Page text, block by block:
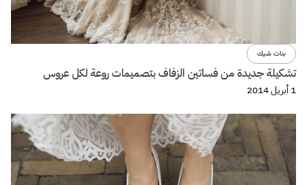
بنات شيك
تشكيلة جديدة من فساتين الزفاف بتصميمات روعة لكل عروس
1 أبريل 2014